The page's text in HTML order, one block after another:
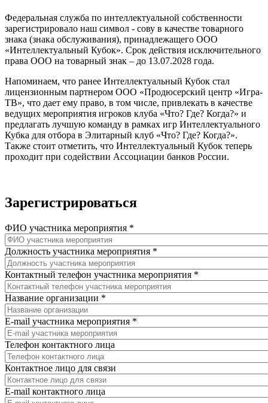
Федеральная служба по интеллектуальной собственности
зарегистрировало наш символ - сову в качестве товарного
знака (знака обслуживания), принадлежащего ООО
«Интеллектуальный Кубок». Срок действия исключительного
права ООО на товарный знак – до 13.07.2028 года.
Напоминаем, что ранее Интеллектуальный Кубок стал
лицензионным партнером ООО «Продюсерский центр «Игра-
ТВ», что дает ему право, в том числе, привлекать в качестве
ведущих мероприятия игроков клуба «Что? Где? Когда?» и
предлагать лучшую команду в рамках игр Интеллектуального
Кубка для отбора в Элитарный клуб «Что? Где? Когда?».
Также стоит отметить, что Интеллектуальный Кубок теперь
проходит при содействии Ассоциации банков России.
Зарегистрироваться
ФИО участника мероприятия *
Должность участника мероприятия *
Контактный телефон участника мероприятия *
Название организации *
E-mail участника мероприятия *
Телефон контактного лица
Контактное лицо для связи
E-mail контактного лица